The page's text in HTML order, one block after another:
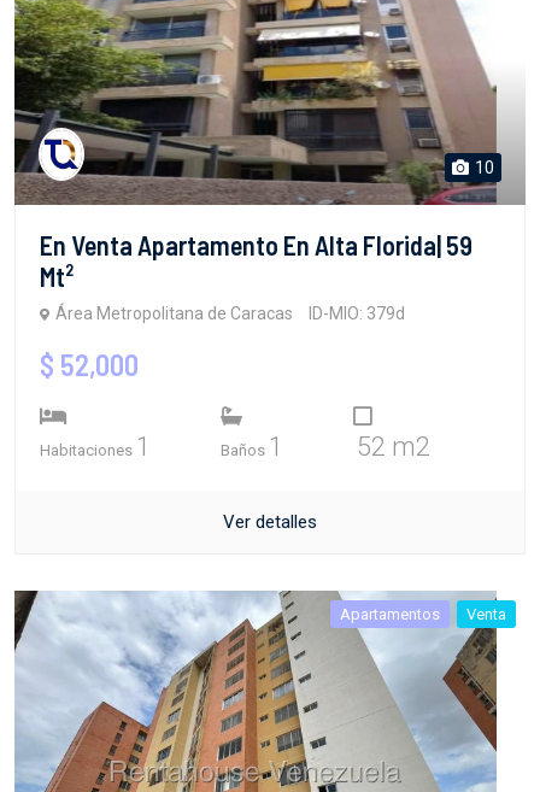
10
En Venta Apartamento En Alta Florida| 59
Mt²
Área Metropolitana de Caracas ID-MIO: 379d
$ 52,000
Habitaciones 1 Baños 1 52 m2
Ver detalles
Apartamentos Venta